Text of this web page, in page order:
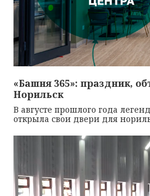
«Башня 365»: праздник,
Норильск
В августе прошлого года
открыла свои двери для